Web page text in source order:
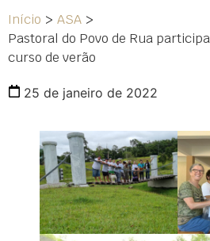
Início > ASA >
Pastoral do Povo de Rua
curso de verão
25 de janeiro de 2022